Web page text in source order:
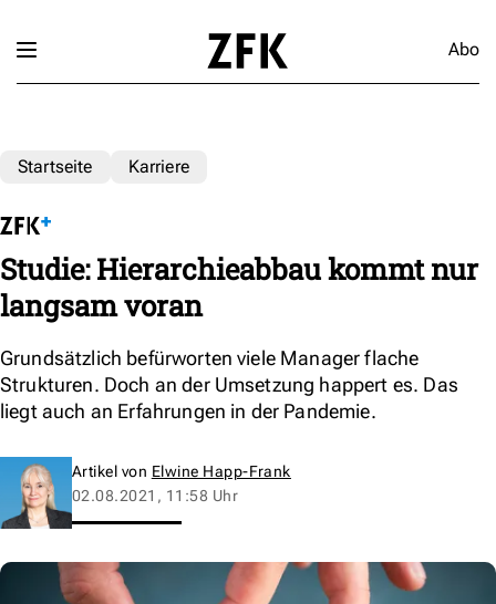
Abo
Startseite Karriere
Studie: Hierarchieabbau kommt nur
langsam voran
Grundsätzlich befürworten viele Manager flache
Strukturen. Doch an der Umsetzung happert es. Das
liegt auch an Erfahrungen in der Pandemie.
Artikel von Elwine Happ-Frank
02.08.2021, 11:58 Uhr